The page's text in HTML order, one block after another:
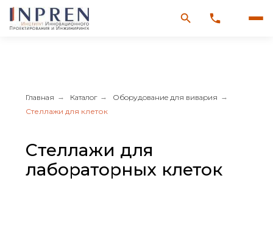
Главная → Каталог → Оборудование для вивария →
Стеллажи для клеток
Стеллажи для
лабораторных клеток